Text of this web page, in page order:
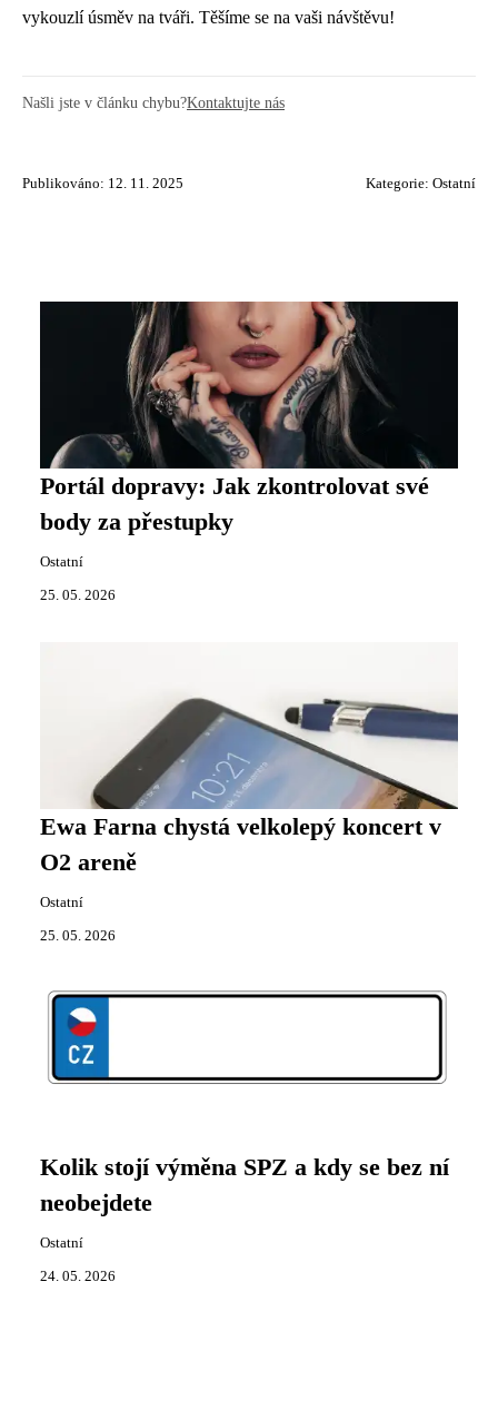
vykouzlí úsměv na tváři. Těšíme se na vaši návštěvu!
Našli jste v článku chybu?Kontaktujte nás
Publikováno: 12. 11. 2025 Kategorie: Ostatní
Portál dopravy: Jak zkontrolovat své
body za přestupky
Ostatní
25. 05. 2026
Ewa Farna chystá velkolepý koncert v
O2 areně
Ostatní
25. 05. 2026
Kolik stojí výměna SPZ a kdy se bez ní
neobejdete
Ostatní
24. 05. 2026